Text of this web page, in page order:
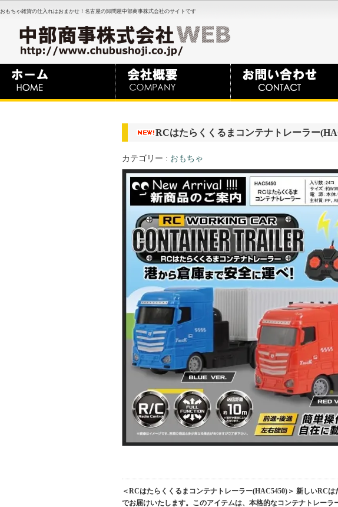
おもちゃ雑貨の仕入れはおまかせ！名古屋の卸問屋中部商事株式会社のサイトです
RCはたらくくるまコンテナトレーラー
カテゴリー : おもちゃ
＜RCはたらくくるまコンテナトレーラー(HAC5450)＞ 新しいRC
でお届けいたします。このアイテムは、本格的なコンテナトレー